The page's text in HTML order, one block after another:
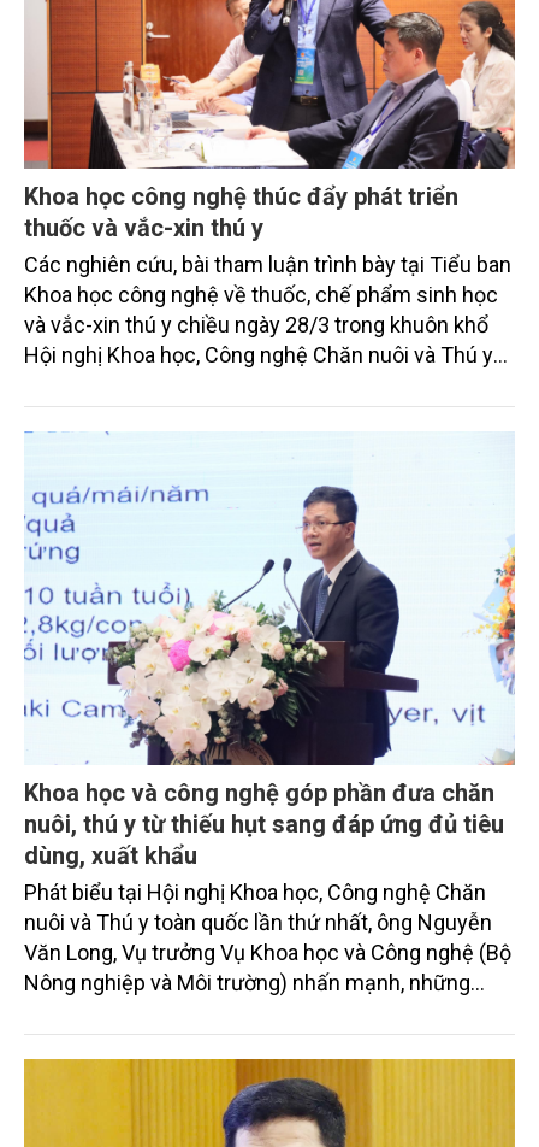
Khoa học công nghệ thúc đẩy phát triển
thuốc và vắc-xin thú y
Các nghiên cứu, bài tham luận trình bày tại Tiểu ban
Khoa học công nghệ về thuốc, chế phẩm sinh học
và vắc-xin thú y chiều ngày 28/3 trong khuôn khổ
Hội nghị Khoa học, Công nghệ Chăn nuôi và Thú y
trường tổ chức tại Hà Nội, đã khái quát xu hướng đổi
triển bền vững ngành chăn nuôi.
Khoa học và công nghệ góp phần đưa chăn
nuôi, thú y từ thiếu hụt sang đáp ứng đủ tiêu
dùng, xuất khẩu
Phát biểu tại Hội nghị Khoa học, Công nghệ Chăn
nuôi và Thú y toàn quốc lần thứ nhất, ông Nguyễn
Văn Long, Vụ trưởng Vụ Khoa học và Công nghệ (Bộ
Nông nghiệp và Môi trường) nhấn mạnh, những
mạnh, chuyển từ thiếu hụt sang đáp ứng đủ tiêu
dùng và xuất khẩu. Thành tựu này có sự đóng góp
then chốt của khoa học công nghệ (KHCN) thông
qua việc ứng dụng giống mới và kỹ thuật tiên tiến,